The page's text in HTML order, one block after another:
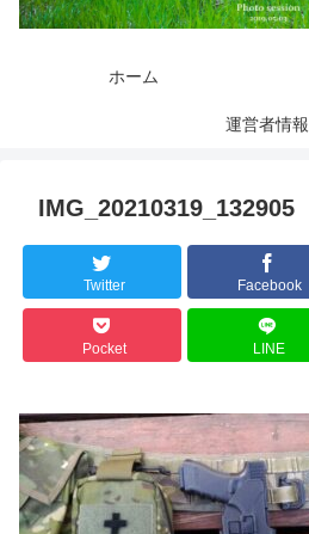
ホーム
運営者情報
IMG_20210319_132905
Twitter Facebook
Pocket LINE